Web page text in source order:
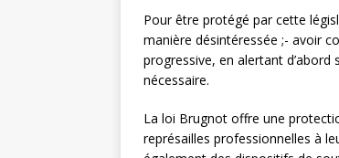
Pour être protégé par cette
manière désintéressée ;- avoir
progressive, en alertant
nécessaire.
La loi Brugnot offre une
représailles professionnelles à